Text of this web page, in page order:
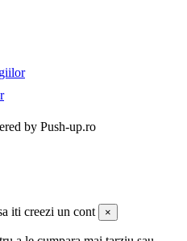
by Push-up.ro
iti creezi un cont ×